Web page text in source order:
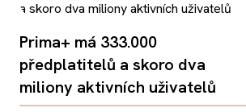
Prima+ má 333.000
předplatitelů a skoro dva
miliony aktivních uživatelů